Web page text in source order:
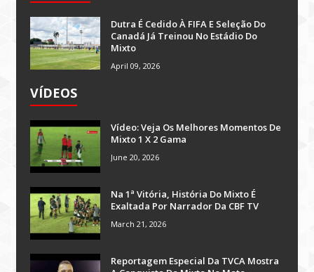
Dutra É Cedido À FIFA E Seleção Do
Canadá Já Treinou No Estádio Do
Mixto
April 09, 2026
VÍDEOS
Vídeo: Veja Os Melhores Momentos De
Mixto 1 X 2 Gama
June 20, 2026
Na 1ª Vitória, História Do Mixto É
Exaltada Por Narrador Da CBF TV
March 21, 2026
Reportagem Especial Da TVCA Mostra